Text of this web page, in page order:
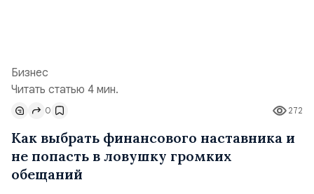
Бизнес
Читать статью 4 мин.
272
0
Как выбрать финансового наставника и
не попасть в ловушку громких
обещаний